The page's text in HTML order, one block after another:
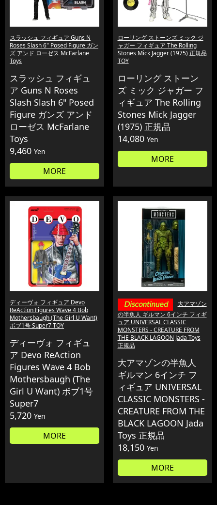
スラッシュ フィギュア Guns N
Roses Slash 6" Posed Figure ガン
ズ アンド ローゼス McFarlane
Toys
スラッシュ フィギュ
ア Guns N Roses
Slash Slash 6" Posed
Figure ガンズ アンド
ローゼス McFarlane
Toys
9,460 Yen
MORE
ローリング ストーンズ ミック ジ
ャガー フィギュア The Rolling
Stones Mick Jagger (1975) 正規品
TOY
ローリング ストーン
ズ ミック ジャガー フ
ィギュア The Rolling
Stones Mick Jagger
(1975) 正規品
14,080 Yen
MORE
ディーヴォ フィギュア Devo
ReAction Figures Wave 4 Bob
Mothersbaugh (The Girl U Want)
ボブ1号 Super7 TOY
ディーヴォ フィギュ
ア Devo ReAction
Figures Wave 4 Bob
Mothersbaugh (The
Girl U Want) ボブ1号
Super7
5,720 Yen
MORE
大アマゾン
の半魚人 ギルマン 6インチ フィギ
ュア UNIVERSAL CLASSIC
MONSTERS - CREATURE FROM
THE BLACK LAGOON Jada Toys
正規品
大アマゾンの半魚人
ギルマン 6インチ フ
ィギュア UNIVERSAL
CLASSIC MONSTERS -
CREATURE FROM THE
BLACK LAGOON Jada
Toys 正規品
18,150 Yen
MORE